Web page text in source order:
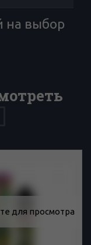
на выбор
для просмотра